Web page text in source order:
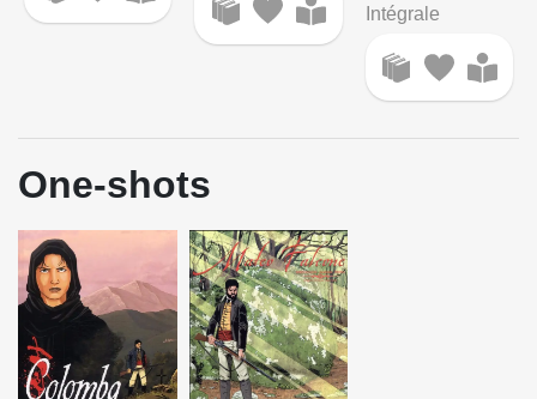
Intégrale
One-shots